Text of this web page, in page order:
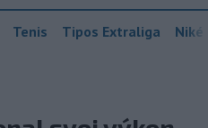
Tenis Tipos Extraliga